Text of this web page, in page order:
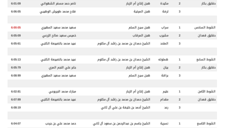
حقايق بكار
2 مكيدة هجن إنتاج أم الزبار ناصر حمد مسفر الشهواني
6:01:09
3
ترفة هجن المرخية فلاح محمد طويرش الوهيبي 6:06:05
الشوط السادس 1 سراب هجن سيح السلم سعيد محمد سعيد المهيري
6:00:05
حقايق قعدان
2 مشيرب هجن المرقاب خميس سعيد صالح الزرعي
6:05:09
3
المتحد الشيخ حمدان بن محمد بن راشد آل مكتوم عبيد محمد بالضبيعة الكتبي 6:05:61
الشوط السابع 1 هملوله الشيخ حمدان بن محمد بن راشد آل مكتوم عبيد محمد بالضبيعة الكتبي
6:05:13
حقايق بكار
2 بيان هجن إنتاج أم الزبار جابر علي النجم المري
6:05:79
3
براقة هجن سيح السلم سعيد محمد سعيد المهيري 6:08:99
الشوط الثامن 1 عتيم هجن إنتاج أم الزبار مبارك محمد الجربوعي
6:02:81
حقايق قعدان
2 مقدام الشيخ حمدان بن محمد بن راشد آل مكتوم عبيد محمد بالضبيعة الكتبي
6:07:99
3
رعد الشيخ أحمد بن خليفة بن علي آل ثاني 6:08:19
الشوط التاسع 1 نسرية الشيخ جاسم بن عبدالرحمن بن سعود آل ثاني حمد محمد علي بن جرحب
6:04:07